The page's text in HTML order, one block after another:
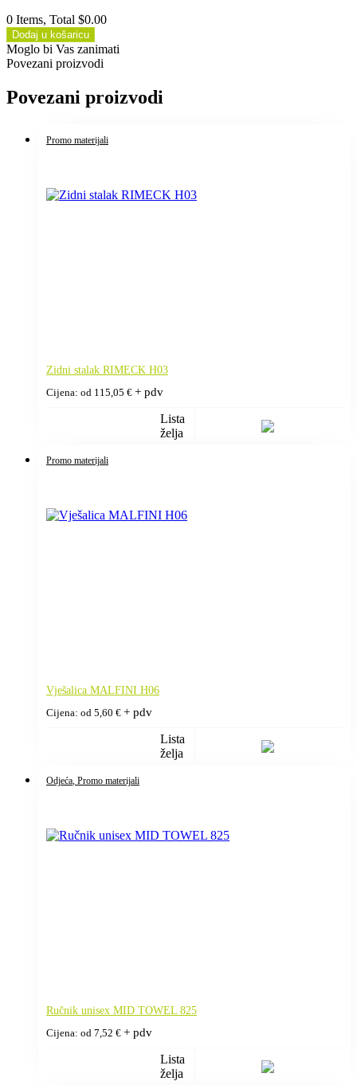
0 Items, Total $0.00
Dodaj u košaricu
Moglo bi Vas zanimati
Povezani proizvodi
Povezani proizvodi
Promo materijali
Zidni stalak RIMECK H03
Cijena: od 115,05 € + pdv
Lista
želja
Promo materijali
Vješalica MALFINI H06
Cijena: od 5,60 € + pdv
Lista
želja
Odjeća , Promo materijali
Ručnik unisex MID TOWEL 825
Cijena: od 7,52 € + pdv
Lista
želja